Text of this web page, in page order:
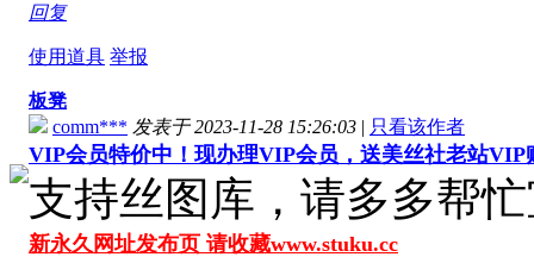
回复
使用道具 举报
板凳
comm*** 发表于 2023-11-28 15:26:03 | 只看该作者
VIP会员特价中！现办理VIP会员，送美丝社老站VIP
支持丝图库，请多多帮
新永久网址发布页 请收藏www.stuku.cc